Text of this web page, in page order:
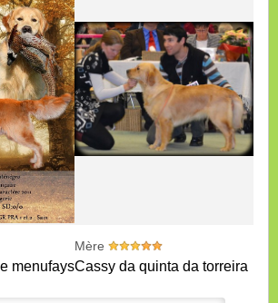
menufays
Mère
Cassy da quinta da torreira